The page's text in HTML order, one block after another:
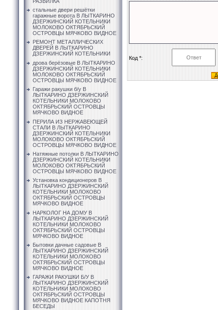
стальные двери решётки
гаражные ворота В ЛЫТКАРИНО
ДЗЕРЖИНСКИЙ КОТЕЛЬНИКИ
МОЛОКОВО ОКТЯБРЬСКИЙ
ОСТРОВЦЫ МЯЧКОВО ВИДНОЕ
РЕМОНТ МЕТАЛЛИЧЕСКИХ
ДВЕРЕЙ В ЛЫТКАРИНО
ДЗЕРЖИНСКИЙ КОТЕЛЬНИКИ
дрова берёзовые В ЛЫТКАРИНО
ДЗЕРЖИНСКИЙ КОТЕЛЬНИКИ
МОЛОКОВО ОКТЯБРЬСКИЙ
ОСТРОВЦЫ МЯЧКОВО ВИДНОЕ
Гаражи ракушки б/у В
ЛЫТКАРИНО ДЗЕРЖИНСКИЙ
КОТЕЛЬНИКИ МОЛОКОВО
ОКТЯБРЬСКИЙ ОСТРОВЦЫ
МЯЧКОВО ВИДНОЕ
ПЕРИЛА ИЗ НЕРЖАВЕЮЩЕЙ
СТАЛИ В ЛЫТКАРИНО
ДЗЕРЖИНСКИЙ КОТЕЛЬНИКИ
МОЛОКОВО ОКТЯБРЬСКИЙ
ОСТРОВЦЫ МЯЧКОВО ВИДНОЕ
Натяжные потолки В ЛЫТКАРИНО
ДЗЕРЖИНСКИЙ КОТЕЛЬНИКИ
МОЛОКОВО ОКТЯБРЬСКИЙ
ОСТРОВЦЫ МЯЧКОВО ВИДНОЕ
Установка кондиционеров В
ЛЫТКАРИНО ДЗЕРЖИНСКИЙ
КОТЕЛЬНИКИ МОЛОКОВО
ОКТЯБРЬСКИЙ ОСТРОВЦЫ
МЯЧКОВО ВИДНОЕ
НАРКОЛОГ НА ДОМУ В
ЛЫТКАРИНО ДЗЕРЖИНСКИЙ
КОТЕЛЬНИКИ МОЛОКОВО
ОКТЯБРЬСКИЙ ОСТРОВЦЫ
МЯЧКОВО ВИДНОЕ
Бытовки дачные садовые В
ЛЫТКАРИНО ДЗЕРЖИНСКИЙ
КОТЕЛЬНИКИ МОЛОКОВО
ОКТЯБРЬСКИЙ ОСТРОВЦЫ
МЯЧКОВО ВИДНОЕ
ГАРАЖИ РАКУШКИ Б/У В
ЛЫТКАРИНО ДЗЕРЖИНСКИЙ
КОТЕЛЬНИКИ МОЛОКОВО
ОКТЯБРЬСКИЙ ОСТРОВЦЫ
МЯЧКОВО ВИДНОЕ КАПОТНЯ
БЕСЕДЫ
Код *: